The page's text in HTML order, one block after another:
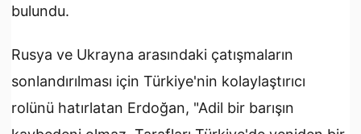
bulundu.
Rusya ve Ukrayna arasındaki çatışmaların
sonlandırılması için Türkiye'nin kolaylaştırıcı
rolünü hatırlatan Erdoğan, "Adil bir barışın